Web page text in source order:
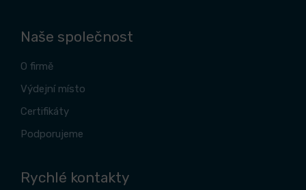
Naše společnost
O firmě
Výdejní místo
Certifikáty
Podporujeme
Rychlé kontakty